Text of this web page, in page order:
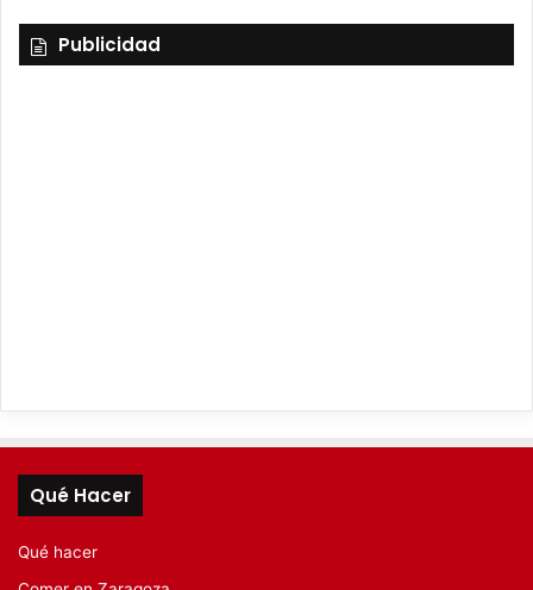
Publicidad
Qué Hacer
Qué hacer